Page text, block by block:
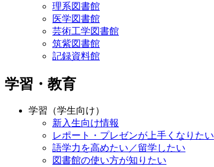
理系図書館
医学図書館
芸術工学図書館
筑紫図書館
記録資料館
学習・教育
学習（学生向け）
新入生向け情報
レポート・プレゼンが上手くなりたい
語学力を高めたい／留学したい
図書館の使い方が知りたい